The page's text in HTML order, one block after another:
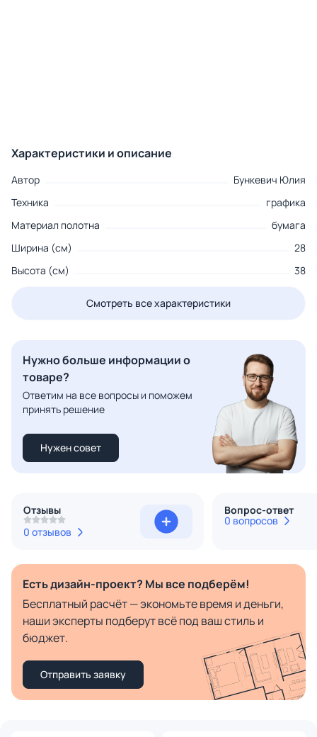
Характеристики и описание
Автор
Бункевич Юлия
Техника
графика
Материал полотна
бумага
Ширина (см)
28
Высота (см)
38
Смотреть все характеристики
Нужно больше информации о
товаре?
Ответим на все вопросы и поможем
принять решение
Нужен совет
Отзывы
0 отзывов
Вопрос-ответ
0 вопросов
Есть дизайн-проект? Мы все подберём!
Бесплатный расчёт — экономьте время и деньги,
наши эксперты подберут всё под ваш стиль и
бюджет.
Отправить заявку